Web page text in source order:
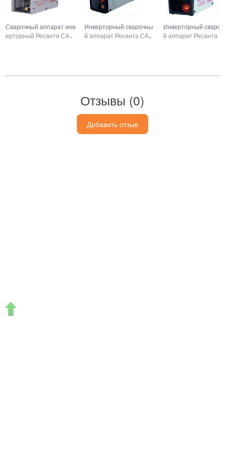
Сварочный аппарат инв
ерторный Ресанта СА..
Инверторный сварочны
й аппарат Ресанта СА..
Инверторный
й аппарат Ресанта
Отзывы (0)
Добавить отзыв